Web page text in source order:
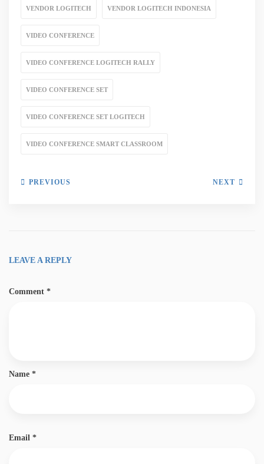
VENDOR LOGITECH VENDOR LOGITECH INDONESIA
VIDEO CONFERENCE
VIDEO CONFERENCE LOGITECH RALLY
VIDEO CONFERENCE SET
VIDEO CONFERENCE SET LOGITECH
VIDEO CONFERENCE SMART CLASSROOM
PREVIOUS NEXT
LEAVE A REPLY
Comment *
Name *
Email *